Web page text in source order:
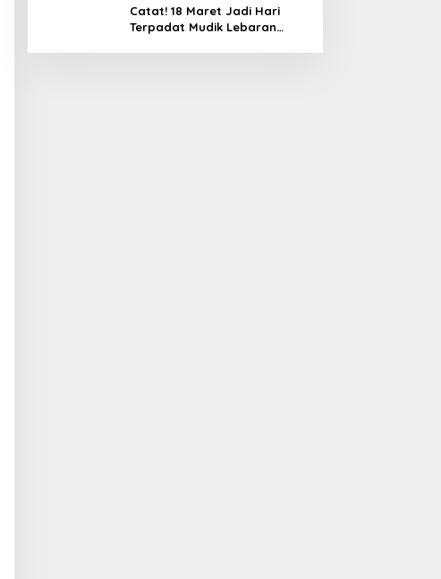
Diumumkan
Catat! 18 Maret Jadi Hari
Terpadat Mudik Lebaran